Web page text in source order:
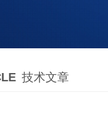
技术文章